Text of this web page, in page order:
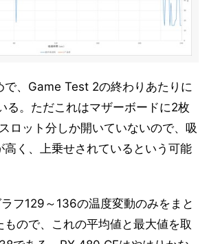
で、Game Test 2の終わりあたりに
る。ただこれはマザーボードに2枚
ロット分しか開いていないので、吸
高く、上乗せされているという可能
フ129～136の温度変動のみをまと
ので、これの平均値と最大値を取